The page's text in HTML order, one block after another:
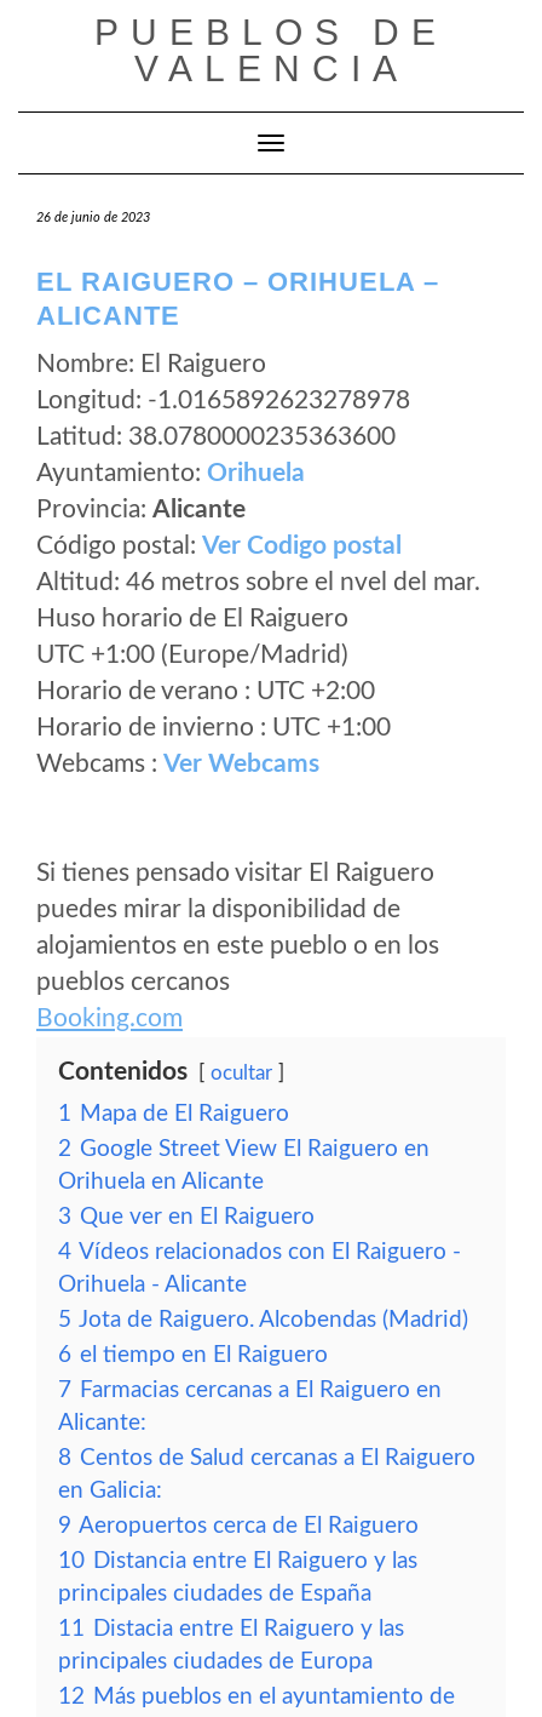
PUEBLOS DE
VALENCIA
Cambiar modo de navegación
26 de junio de 2023
EL RAIGUERO – ORIHUELA –
ALICANTE
Nombre: El Raiguero
Longitud: -1.0165892623278978
Latitud: 38.0780000235363600
Ayuntamiento: Orihuela
Provincia: Alicante
Código postal: Ver Codigo postal
Altitud: 46 metros sobre el nvel del mar.
Huso horario de El Raiguero
UTC +1:00 (Europe/Madrid)
Horario de verano : UTC +2:00
Horario de invierno : UTC +1:00
Webcams : Ver Webcams
Si tienes pensado visitar El Raiguero
puedes mirar la disponibilidad de
alojamientos en este pueblo o en los
pueblos cercanos
Booking.com
Contenidos ocultar
1 Mapa de El Raiguero
2 Google Street View El Raiguero en
Orihuela en Alicante
3 Que ver en El Raiguero
4 Vídeos relacionados con El Raiguero -
Orihuela - Alicante
5 Jota de Raiguero. Alcobendas (Madrid)
6 el tiempo en El Raiguero
7 Farmacias cercanas a El Raiguero en
Alicante:
8 Centos de Salud cercanas a El Raiguero
en Galicia:
9 Aeropuertos cerca de El Raiguero
10 Distancia entre El Raiguero y las
principales ciudades de España
11 Distacia entre El Raiguero y las
principales ciudades de Europa
12 Más pueblos en el ayuntamiento de